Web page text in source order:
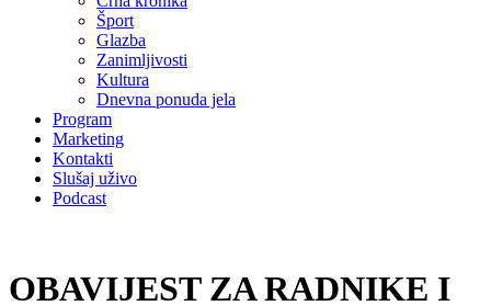
Šport
Glazba
Zanimljivosti
Kultura
Dnevna ponuda jela
Program
Marketing
Kontakti
Slušaj uživo
Podcast
OBAVIJEST ZA RADNIKE I